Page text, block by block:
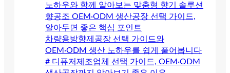
노하우와 함께 알아보는 맞춤형 향기 솔루션
향공조 OEM·ODM 생산공장 선택 가이드,
알아두면 좋은 핵심 포인트
차량용방향제공장 선택 가이드와
OEM·ODM 생산 노하우를 쉽게 풀어봅니다
# 디퓨저제조업체 선택 가이드, OEM·ODM